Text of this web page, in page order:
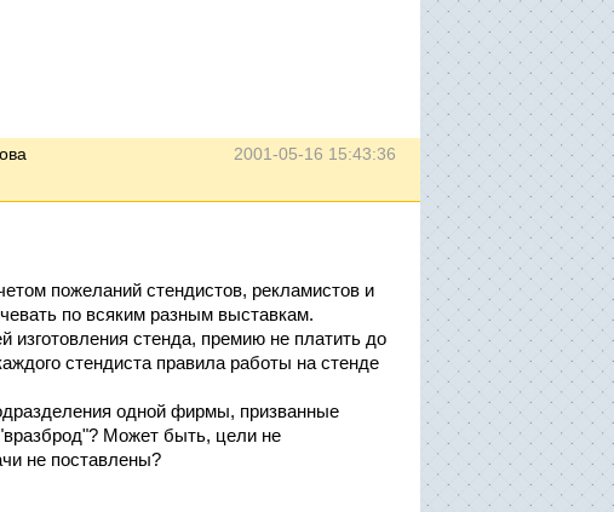
2001-05-16 15:43:36
пожеланий стендистов, рекламистов и
по всяким разным выставкам.
стенда, премию не платить до
стендиста правила работы на стенде
одной фирмы, призванные
Может быть, цели не
не поставлены?